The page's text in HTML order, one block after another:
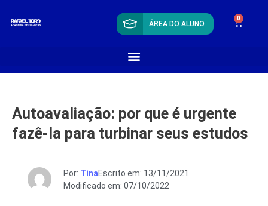
ÁREA DO ALUNO
0
Autoavaliação: por que é urgente
fazê-la para turbinar seus estudos
Por: TinaEscrito em: 13/11/2021
Modificado em: 07/10/2022